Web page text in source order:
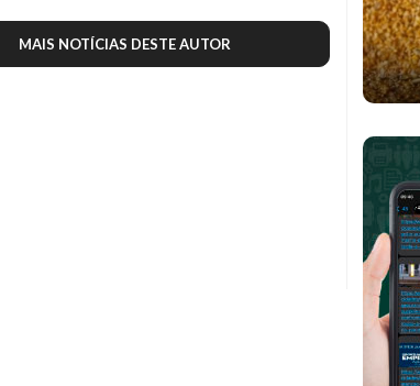
MAIS NOTÍCIAS DESTE AUTOR